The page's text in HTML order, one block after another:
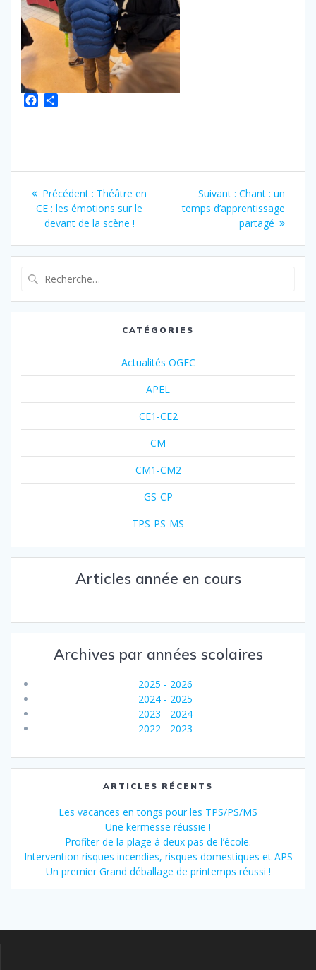
o
k
g
r
Précédent : Théâtre en
CE : les émotions sur le
devant de la scène !
Suivant : Chant : un
temps d’apprentissage
partagé
CATÉGORIES
Actualités OGEC
APEL
CE1-CE2
CM
CM1-CM2
GS-CP
TPS-PS-MS
Articles année en cours
Archives par années scolaires
2025 - 2026
2024 - 2025
2023 - 2024
2022 - 2023
ARTICLES RÉCENTS
Les vacances en tongs pour les TPS/PS/MS
Une kermesse réussie !
Profiter de la plage à deux pas de l’école.
Intervention risques incendies, risques domestiques et APS
Un premier Grand déballage de printemps réussi !